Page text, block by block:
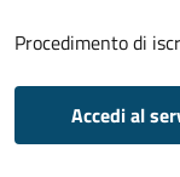
Procedimento di
Accedi al